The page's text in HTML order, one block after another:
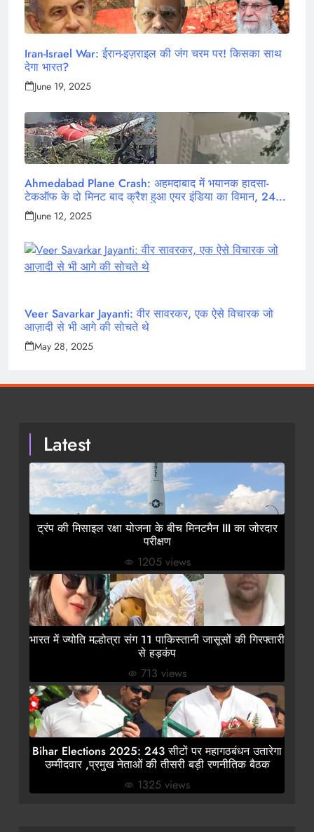
Iran-Israel War: ईरान-इज़राइल की जंग चरम पर! किसका साथ
देगा भारत?
June 19, 2025
Ahmedabad Plane Crash: अहमदाबाद में भयानक हादसा-
टेकऑफ के दो मिनट बाद क्रैश हुआ एयर इंडिया का विमान, 242
लोग थे सवार
June 12, 2025
Veer Savarkar Jayanti: वीर सावरकर, एक ऐसे विचारक जो
आज़ादी से भी आगे की सोचते थे
May 28, 2025
Latest
ट्रंप की मिसाइल रक्षा योजना के बीच मिनटमैन III का जोरदार
परीक्षण
1205 views
भारत में ज्योति मल्होत्रा संग 11 पाकिस्तानी जासूसों की गिरफ्तारी
से हड़कंप
713 views
Bihar Elections 2025: 243 सीटों पर महागठबंधन उतारेगा
उम्मीदवार ,प्रमुख नेताओं की तीसरी बड़ी रणनीतिक बैठक
1325 views